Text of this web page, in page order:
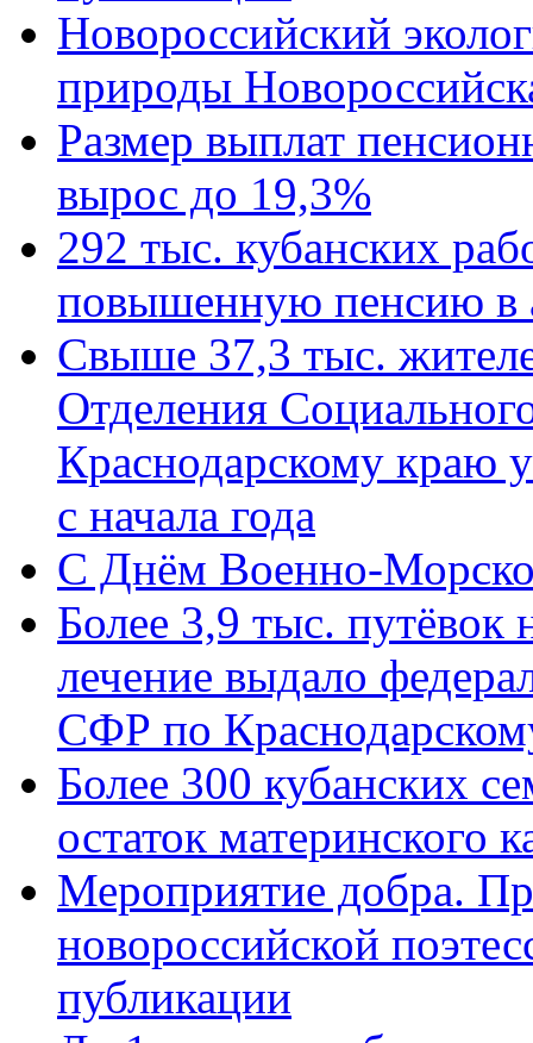
Новороссийский
природы
Размер выплат
вырос до 19,3%
292 тыс. кубанских
повышенную пенсию в
Свыше 37,3 тыс.
Отделения
Краснодарскому краю
с начала года
C Днём Военно-
Более 3,9 тыс. путёвок
лечение выдало
СФР по
Более 300 кубанских
остаток материнского
Мероприятие добра.
новороссийской
публикации